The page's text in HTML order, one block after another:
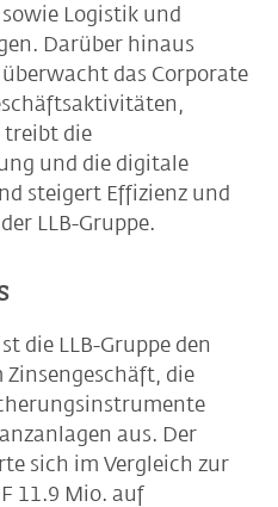
Logistik und
Darüber hinaus
das Corporate
treibt die
und die digitale
steigert Effizienz und
LLB-Gruppe.
die LLB-Gruppe den
die
aus. Der
sich im Vergleich zur
11.9 Mio. auf